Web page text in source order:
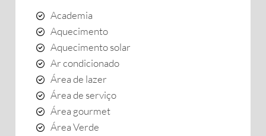
Academia
Aquecimento
Aquecimento solar
Ar condicionado
Área de lazer
Área de serviço
Área gourmet
Área Verde